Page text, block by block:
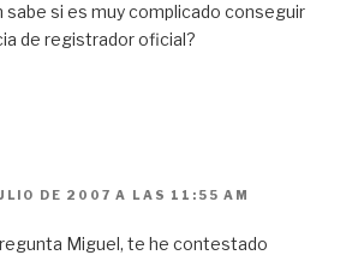
sabe si es muy complicado conseguir
de registrador oficial?
DE 2007 A LAS 11:55 AM
Miguel, te he contestado